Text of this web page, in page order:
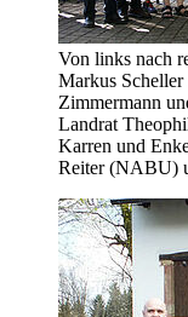
Von links nach
Markus
Zimmermann
Landrat
Karren und
Reiter (NABU)